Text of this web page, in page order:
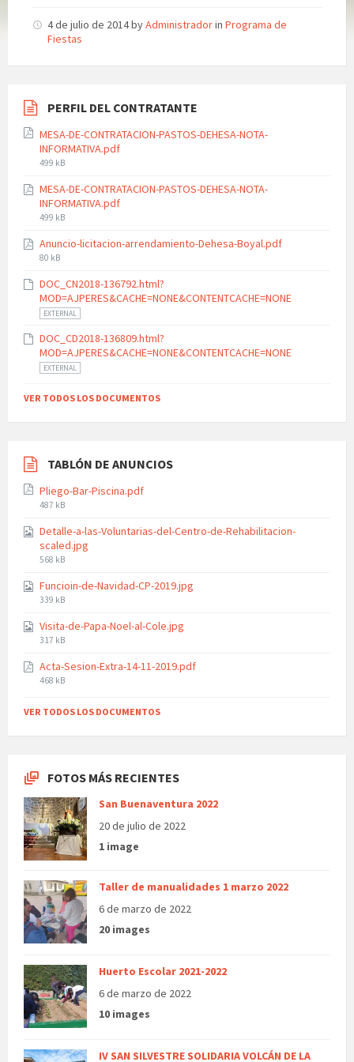
4 de julio de 2014byAdministradorin Programa de
Fiestas
PERFIL DEL CONTRATANTE
MESA-DE-CONTRATACION-PASTOS-DEHESA-NOTA-
INFORMATIVA.pdf
File
499 kB
MESA-DE-CONTRATACION-PASTOS-DEHESA-NOTA-
INFORMATIVA.pdf
File
499 kB
Anuncio-licitacion-arrendamiento-Dehesa-Boyal.pdf
File
80 kB
DOC_CN2018-136792.html?
MOD=AJPERES&CACHE=NONE&CONTENTCACHE=NONE
EXTERNAL
DOC_CD2018-136809.html?
MOD=AJPERES&CACHE=NONE&CONTENTCACHE=NONE
EXTERNAL
VER TODOS LOS DOCUMENTOS
TABLÓN DE ANUNCIOS
Pliego-Bar-Piscina.pdf
File
487 kB
Detalle-a-las-Voluntarias-del-Centro-de-Rehabilitacion-
scaled.jpg
File
568 kB
Funcioin-de-Navidad-CP-2019.jpg
File
339 kB
Visita-de-Papa-Noel-al-Cole.jpg
File
317 kB
Acta-Sesion-Extra-14-11-2019.pdf
File
468 kB
VER TODOS LOS DOCUMENTOS
FOTOS MÁS RECIENTES
San Buenaventura 2022
20 de julio de 2022
1 image
Taller de manualidades 1 marzo 2022
6 de marzo de 2022
20 images
Huerto Escolar 2021-2022
6 de marzo de 2022
10 images
IV SAN SILVESTRE SOLIDARIA VOLCÁN DE LA